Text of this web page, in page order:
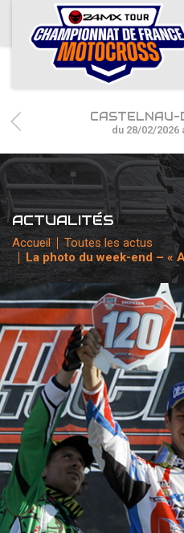
ACCUEIL
ACTUS
CALENDRIER
RÉSULTATS
PHOTOS / WEB TV
CHAMPIONNAT
PARTENAIRES
accéder à la
CASTELNAU-
du 28/02/2026
ACTUALITÉS
Accueil
Toutes les actus
La photo du week-end – «